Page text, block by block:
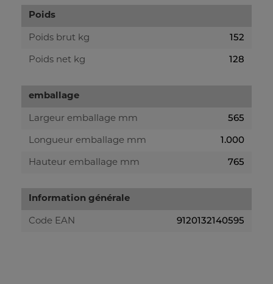
Poids
Poids brut kg 152
Poids net kg 128
emballage
Largeur emballage mm 565
Longueur emballage mm 1.000
Hauteur emballage mm 765
Information générale
Code EAN 9120132140595